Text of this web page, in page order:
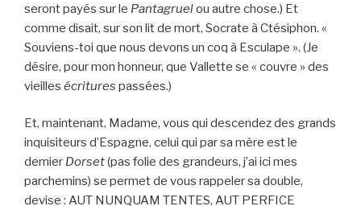
seront payés sur le Pantagruelou autre chose.) Et
comme disait, sur son lit de mort, Socrate à Ctésiphon. «
Souviens-toi que nous devons un coq à Esculape ». (Je
désire, pour mon honneur, que Vallette se « couvre » des
vieilles écritures passées.)
Et, maintenant, Madame, vous qui descendez des grands
inquisiteurs d’Espagne, celui qui par sa mère est le
dernier Dorset(pas folie des grandeurs, j’ai ici mes
parchemins) se permet de vous rappeler sa double,
devise : AUT NUNQUAM TENTES, AUT PERFICE